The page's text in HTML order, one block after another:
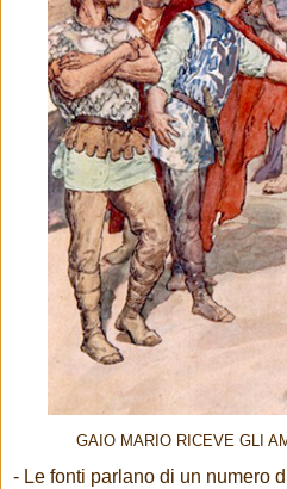
GAIO MARIO RICEVE GLI
- Le fonti parlano di un numero